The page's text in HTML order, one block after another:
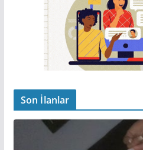
Son İlanlar